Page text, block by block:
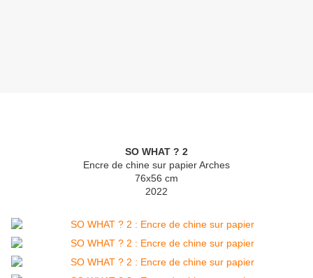
SO WHAT ? 2
Encre de chine sur papier Arches
76x56 cm
2022